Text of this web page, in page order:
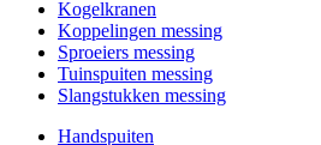
Kogelkranen
Koppelingen messing
Sproeiers messing
Tuinspuiten messing
Slangstukken messing
Handspuiten